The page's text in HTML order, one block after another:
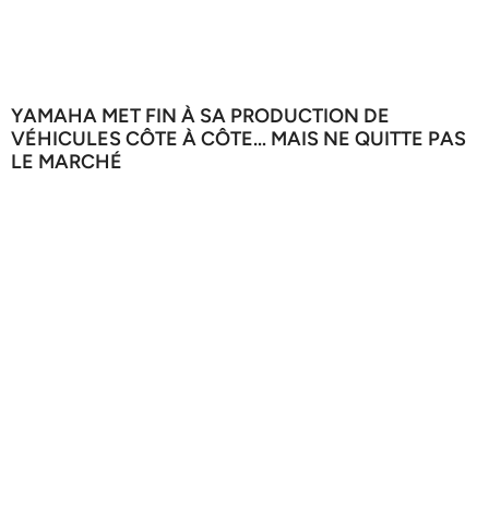
YAMAHA MET FIN À SA PRODUCTION DE
VÉHICULES CÔTE À CÔTE… MAIS NE QUITTE PAS
LE MARCHÉ